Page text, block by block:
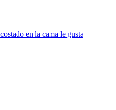
en la cama le gusta